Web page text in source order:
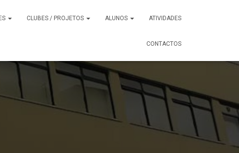
CLUBES / PROJETOS ALUNOS ATIVIDADES
CONTACTOS